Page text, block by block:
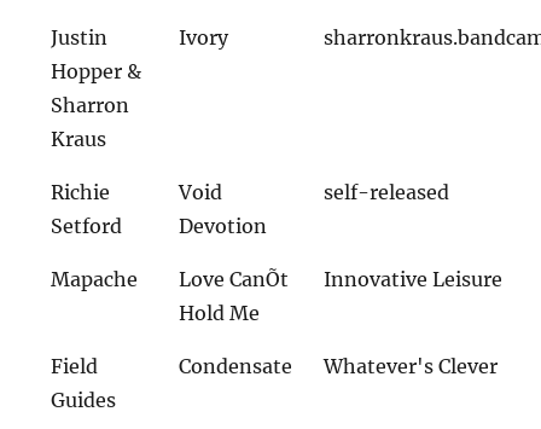
Justin
Hopper &
Sharron
Kraus
Ivory
Richie
Setford
Void
Devotion
self-released
Mapache
Love CanÕt
Hold Me
Innovative Leisure
Field
Guides
Condensate Whatever's Clever